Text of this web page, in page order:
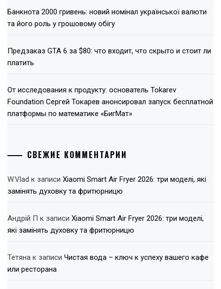
Банкнота 2000 гривень: новий номінал української валюти
та його роль у грошовому обігу
Предзаказ GTA 6 за $80: что входит, что скрыто и стоит ли
платить
От исследования к продукту: основатель Tokarev
Foundation Сергей Токарев анонсировал запуск бесплатной
платформы по математике «БигМат»
СВЕЖИЕ КОММЕНТАРИИ
W.Vlad к записи Xiaomi Smart Air Fryer 2026: три моделі, які
замінять духовку та фритюрницю
Андрій П к записи Xiaomi Smart Air Fryer 2026: три моделі,
які замінять духовку та фритюрницю
Тетяна к записи Чистая вода – ключ к успеху вашего кафе
или ресторана